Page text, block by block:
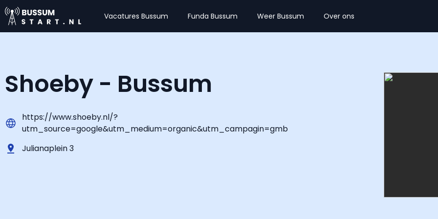
Vacatures Bussum Funda Bussum Weer Bussum Over ons
Shoeby - Bussum
https://www.shoeby.nl/?
utm_source=google&utm_medium=organic&utm_campagin=gmb
Julianaplein 3